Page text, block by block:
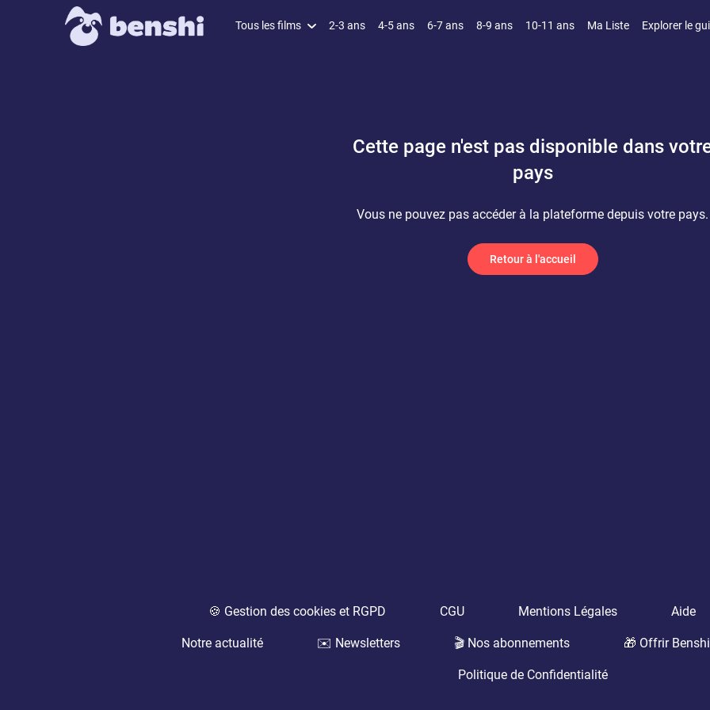
Tous les films 2-3 ans 4-5 ans 6-7 ans 8-9 ans 10-11 ans Ma Liste Explorer le
Cette page n'est pas disponible dans
pays
Vous ne pouvez pas accéder à la plateforme depuis votre pays.
Retour à l'accueil
🍪 Gestion des cookies et RGPD CGU Mentions Légales Aide
Notre actualité ✉️ Newsletters 🎬 Nos abonnements 🎁 Offrir Benshi
Politique de Confidentialité